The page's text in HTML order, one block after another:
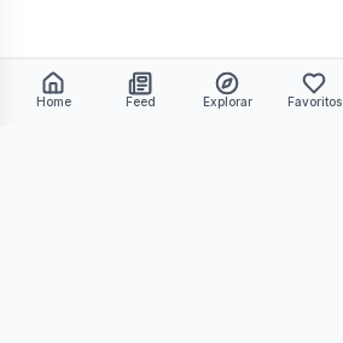
Home Feed Explorar Favoritos